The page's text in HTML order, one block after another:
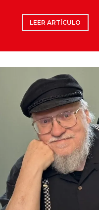
LEER ARTÍCULO